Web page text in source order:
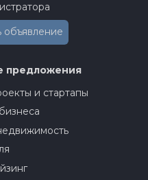
объявление
предложения
и стартапы